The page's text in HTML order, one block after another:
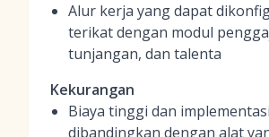
Alur kerja yang dapat
terikat dengan modul
tunjangan, dan talenta
Kekurangan
Biaya tinggi dan
dibandingkan dengan alat